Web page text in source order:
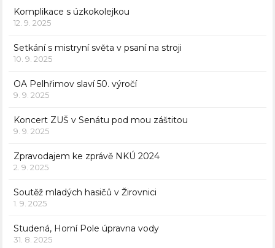
Komplikace s úzkokolejkou
12. 9. 2025
Setkání s mistryní světa v psaní na stroji
10. 9. 2025
OA Pelhřimov slaví 50. výročí
9. 9. 2025
Koncert ZUŠ v Senátu pod mou záštitou
9. 9. 2025
Zpravodajem ke zprávě NKÚ 2024
2. 9. 2025
Soutěž mladých hasičů v Žirovnici
1. 9. 2025
Studená, Horní Pole úpravna vody
31. 8. 2025